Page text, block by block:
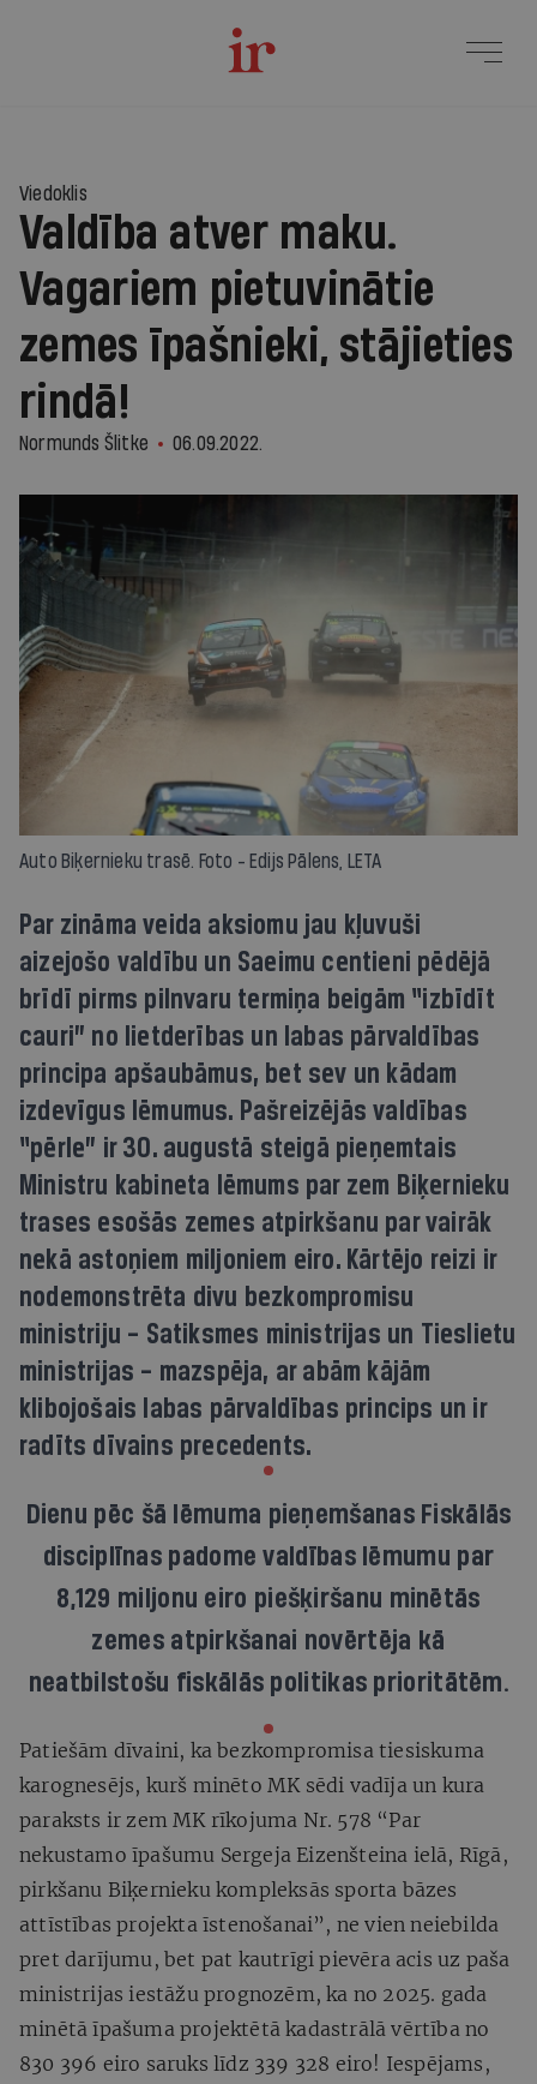
Viedoklis
Valdība atver maku.
Vagariem pietuvinātie
zemes īpašnieki, stājieties
rindā!
Normunds Šlitke 06.09.2022.
Auto Biķernieku trasē. Foto - Edijs Pālens, LETA
Par zināma veida aksiomu jau kļuvuši
aizejošo valdību un Saeimu centieni pēdējā
brīdī pirms pilnvaru termiņa beigām “izbīdīt
cauri” no lietderības un labas pārvaldības
principa apšaubāmus, bet sev un kādam
izdevīgus lēmumus. Pašreizējās valdības
“pērle” ir 30. augustā steigā pieņemtais
Ministru kabineta lēmums par zem Biķernieku
trases esošās zemes atpirkšanu par vairāk
nekā astoņiem miljoniem eiro. Kārtējo reizi ir
nodemonstrēta divu bezkompromisu
ministriju – Satiksmes ministrijas un Tieslietu
ministrijas – mazspēja, ar abām kājām
klibojošais labas pārvaldības princips un ir
radīts dīvains precedents.
Dienu pēc šā lēmuma pieņemšanas Fiskālās
disciplīnas padome valdības lēmumu par
8,129 miljonu eiro piešķiršanu minētās
zemes atpirkšanai novērtēja kā
neatbilstošu fiskālās politikas prioritātēm.
Patiešām dīvaini, ka bezkompromisa tiesiskuma
karognesējs, kurš minēto MK sēdi vadīja un kura
paraksts ir zem MK rīkojuma Nr. 578 “Par
nekustamo īpašumu Sergeja Eizenšteina ielā, Rīgā,
pirkšanu Biķernieku kompleksās sporta bāzes
attīstības projekta īstenošanai”, ne vien neiebilda
pret darījumu, bet pat kautrīgi pievēra acis uz paša
ministrijas iestāžu prognozēm, ka no 2025. gada
minētā īpašuma projektētā kadastrālā vērtība no
830 396 eiro saruks līdz 339 328 eiro! Iespējams,